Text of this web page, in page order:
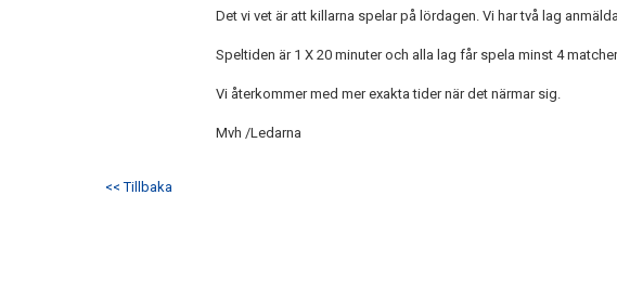
Det vi vet är att killarna spelar på lördagen. Vi har två lag
Speltiden är 1 X 20 minuter och alla lag får spela minst 4
Vi återkommer med mer exakta tider när det närmar sig.
Mvh /Ledarna
<< Tillbaka